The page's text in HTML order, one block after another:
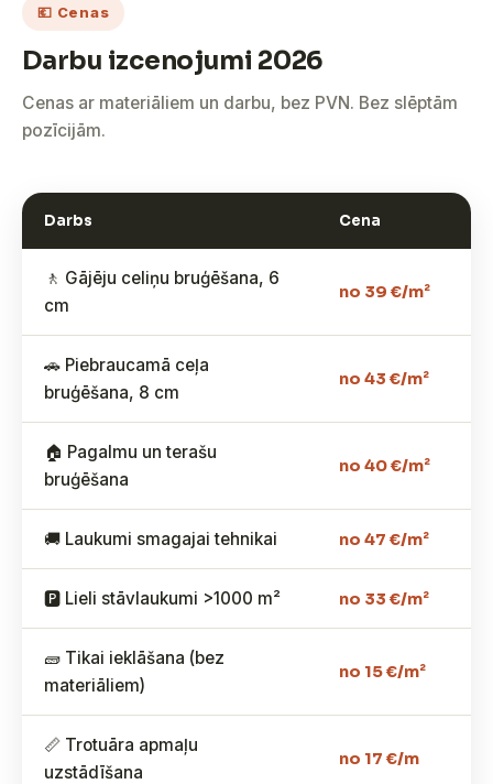
💶 Cenas
Darbu izcenojumi 2026
Cenas ar materiāliem un darbu, bez PVN. Bez slēptām
pozīcijām.
Darbs Cena
🚶 Gājēju celiņu bruģēšana, 6
cm
no 39 €/m²
🚗 Piebraucamā ceļa
bruģēšana, 8 cm
no 43 €/m²
🏠 Pagalmu un terašu
bruģēšana
no 40 €/m²
🚚 Laukumi smagajai tehnikai no 47 €/m²
🅿️ Lieli stāvlaukumi >1000 m² no 33 €/m²
🧱 Tikai ieklāšana (bez
materiāliem)
no 15 €/m²
📏 Trotuāra apmaļu
uzstādīšana
no 17 €/m